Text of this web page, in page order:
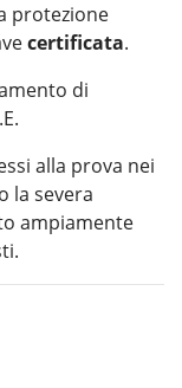
protezione
certificata.
di
alla prova nei
la severa
ampiamente